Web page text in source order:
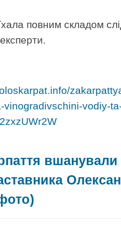
повним складом
vinogradivschini-vodiy-
вшанували